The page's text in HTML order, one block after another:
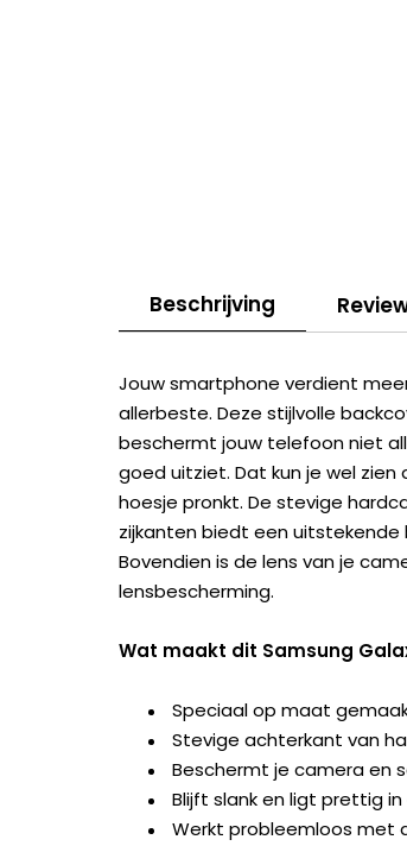
Beschrijving
Jouw smartphone verdient
allerbeste. Deze stijlvolle
beschermt jouw telefoon niet
goed uitziet. Dat kun je wel
hoesje pronkt. De stevige
zijkanten biedt een uitstekende
Bovendien is de lens van je
lensbescherming.
Wat maakt dit Samsung
Speciaal op maat
Stevige achterkant van
Beschermt je camera en
Blijft slank en ligt prettig
Werkt probleemloos met